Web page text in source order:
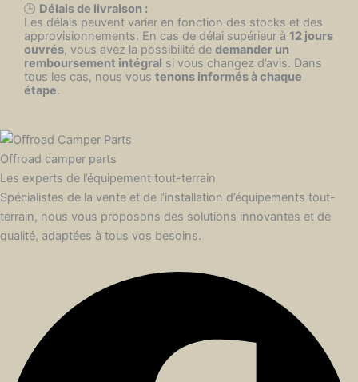
🕒 Délais de livraison :
Les délais peuvent varier en fonction des stocks et des
approvisionnements. En cas de délai supérieur à 12 jours
ouvrés, vous avez la possibilité de demander un
remboursement intégral si vous changez d’avis. Dans
tous les cas, nous vous tenons informés à chaque
étape.
Offroad camper parts
Les experts de l’équipement tout-terrain
Spécialistes de la vente et de l’installation d’équipements tout-
terrain, nous vous proposons des solutions innovantes et de
qualité, adaptées à tous vos besoins.